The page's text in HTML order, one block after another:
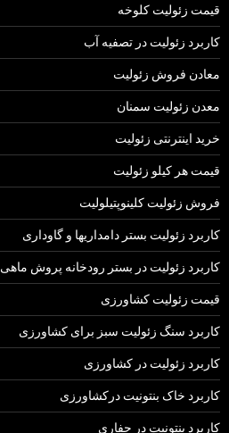
قیمت زئولیت کلوخه
کاربرد زئولیت در تصفیه آب
معادن فروش زئولیت
معدن زئولیت سمنان
خرید اینترنتی زئولیت
قیمت هر کیلو زئولیت
فروش زئولیت کلینوپتیلولیت
کاربرد زئولیت بستر دامداریها و گاوداری
کاربرد زئولیت در بستر رودخانه پروش ماهی
قیمت زئولیت کشاورزی
کاربرد سنگ زئولیت سبز برای کشاورزی
کاربرد زئولیت در کشاورزی
کاربرد خاک بنتونیت درکشاورزی
کاربرد بنتونیت در حفاری